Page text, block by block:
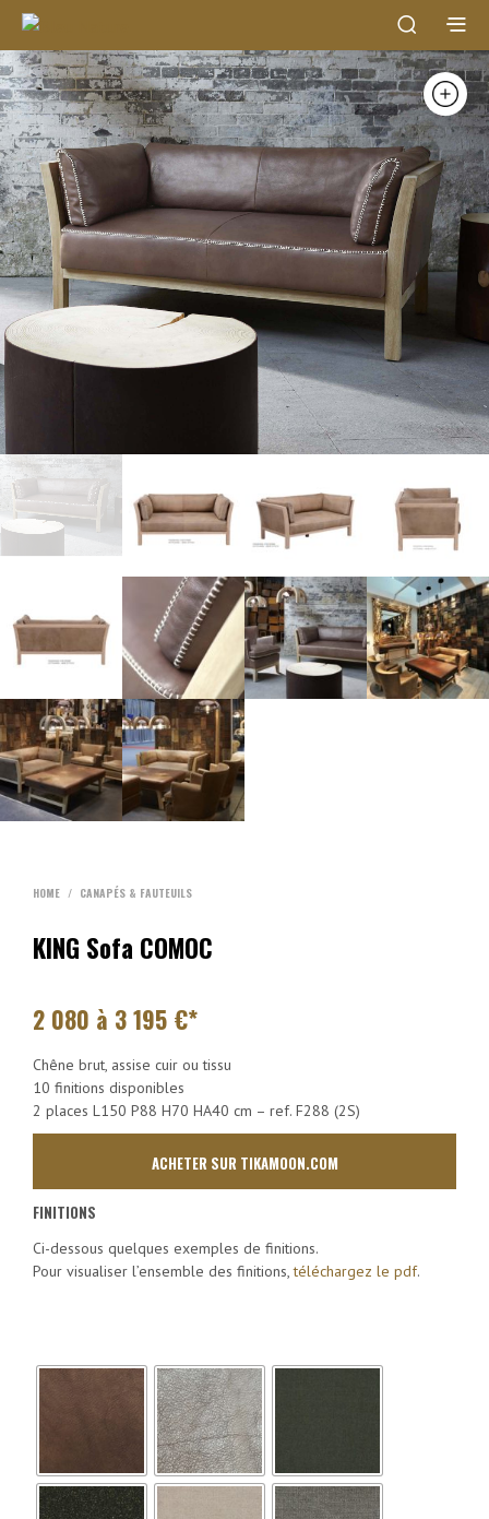
HOME / CANAPÉS & FAUTEUILS
KING Sofa COMOC
2 080 à 3 195 €*
Chêne brut, assise cuir ou tissu
10 finitions disponibles
2 places L150 P88 H70 HA40 cm – ref. F288 (2S)
ACHETER SUR TIKAMOON.COM
FINITIONS
Ci-dessous quelques exemples de finitions.
Pour visualiser l’ensemble des finitions,téléchargez le pdf.